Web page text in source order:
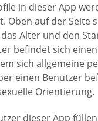
in dieser App
Oben auf der Seite
Alter und den
befindet sich
sich allgemeine
einen Benutzer
Orientierung.
dieser App